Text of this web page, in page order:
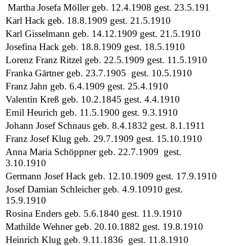
Martha Josefa Möller geb. 12.4.1908 gest. 23.5.191
Karl Hack geb. 18.8.1909 gest. 21.5.1910
Karl Gisselmann geb. 14.12.1909 gest. 21.5.1910
Josefina Hack geb. 18.8.1909 gest. 18.5.1910
Lorenz Franz Ritzel geb. 22.5.1909 gest. 11.5.1910
Franka Gärtner geb. 23.7.1905 gest. 10.5.1910
Franz Jahn geb. 6.4.1909 gest. 25.4.1910
Valentin Kreß geb. 10.2.1845 gest. 4.4.1910
Emil Heurich geb. 11.5.1900 gest. 9.3.1910
Johann Josef Schnaus geb. 8.4.1832 gest. 8.1.1911
Franz Josef Klug geb. 29.7.1909 gest. 15.10.1910
Anna Maria Schöppner geb. 22.7.1909 gest.
3.10.1910
Germann Josef Hack geb. 12.10.1909 gest. 17.9.1910
Josef Damian Schleicher geb. 4.9.10910 gest.
15.9.1910
Rosina Enders geb. 5.6.1840 gest. 11.9.1910
Mathilde Wehner geb. 20.10.1882 gest. 19.8.1910
Heinrich Klug geb. 9.11.1836 gest. 11.8.1910